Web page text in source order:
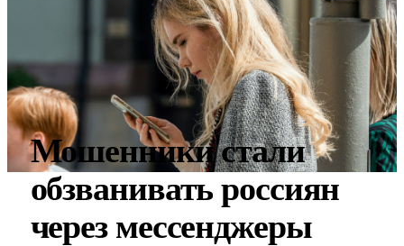
Мошенники стали
обзванивать россиян
через мессенджеры